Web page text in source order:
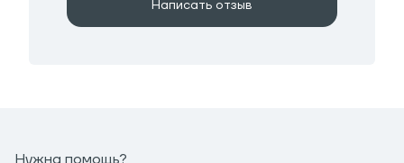
Написать отзыв
Нужна помощь?